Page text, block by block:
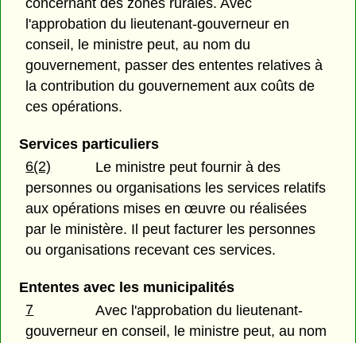
l'approbation du lieutenant-gouverneur en
conseil, le ministre peut, au nom du
gouvernement, passer des ententes relatives à
la contribution du gouvernement aux coûts de
ces opérations.
Services particuliers
6(2)
Le ministre peut fournir à des
personnes ou organisations les services relatifs
aux opérations mises en œuvre ou réalisées
par le ministère. Il peut facturer les personnes
ou organisations recevant ces services.
Ententes avec les municipalités
7
Avec l'approbation du lieutenant-
gouverneur en conseil, le ministre peut, au nom